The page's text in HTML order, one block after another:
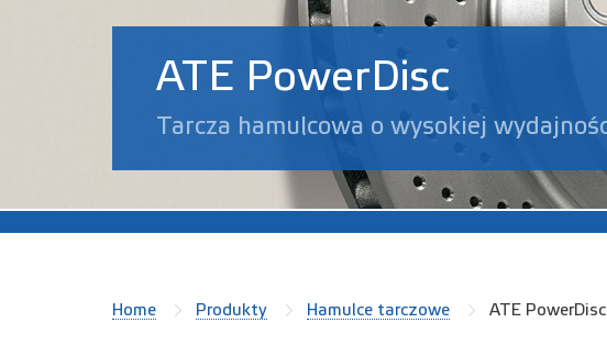
ATE PowerDisc
Tarcza hamulcowa o wysokiej
Home Produkty Hamulce tarczowe ATE PowerDisc